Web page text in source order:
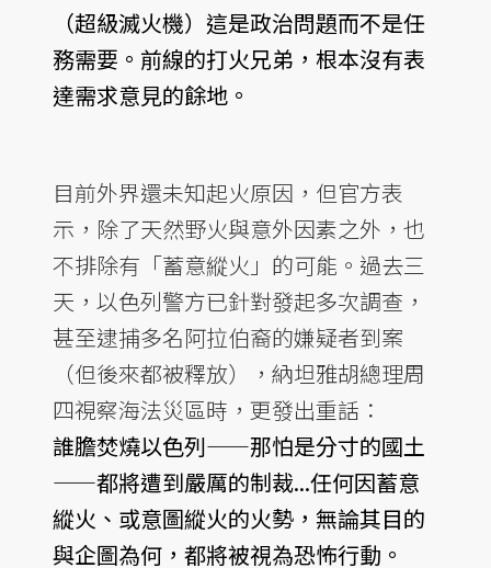
（超級滅火機）這是政治問題而不是任
務需要。前線的打火兄弟，根本沒有表
達需求意見的餘地。
目前外界還未知起火原因，但官方表
示，除了天然野火與意外因素之外，也
不排除有「蓄意縱火」的可能。過去三
天，以色列警方已針對發起多次調查，
甚至逮捕多名阿拉伯裔的嫌疑者到案
（但後來都被釋放），納坦雅胡總理周
四視察海法災區時，更發出重話：
誰膽焚燒以色列——那怕是分寸的國土
——都將遭到嚴厲的制裁...任何因蓄意
縱火、或意圖縱火的火勢，無論其目的
與企圖為何，都將被視為恐怖行動。